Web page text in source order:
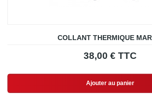
COLLANT THERMIQUE
38,00 € TTC
Ajouter au panier